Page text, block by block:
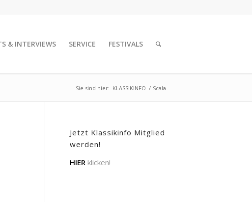
& INTERVIEWS SERVICE FESTIVALS
Sie sind hier: KLASSIKINFO / Scala
Jetzt Klassikinfo Mitglied
werden!
HIER klicken!